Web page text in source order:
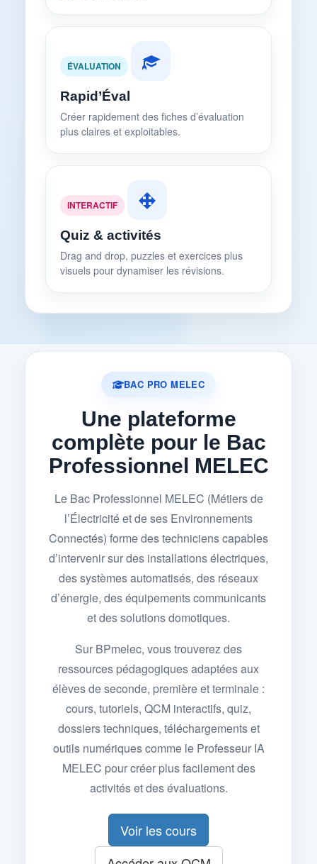
ÉVALUATION
Rapid’Éval
Créer rapidement des fiches d’évaluation
plus claires et exploitables.
INTERACTIF
Quiz & activités
Drag and drop, puzzles et exercices plus
visuels pour dynamiser les révisions.
BAC PRO MELEC
Une plateforme
complète pour le Bac
Professionnel MELEC
Le Bac Professionnel MELEC (Métiers de
l’Électricité et de ses Environnements
Connectés) forme des techniciens capables
d’intervenir sur des installations électriques,
des systèmes automatisés, des réseaux
d’énergie, des équipements communicants
et des solutions domotiques.
Sur BPmelec, vous trouverez des
ressources pédagogiques adaptées aux
élèves de seconde, première et terminale :
cours, tutoriels, QCM interactifs, quiz,
dossiers techniques, téléchargements et
outils numériques comme le Professeur IA
MELEC pour créer plus facilement des
activités et des évaluations.
Voir les cours